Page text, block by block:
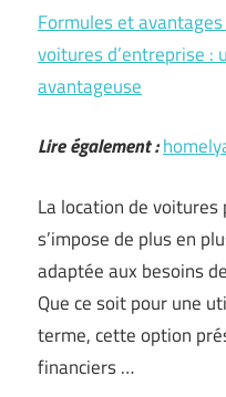
Formules et
voitures d’entreprise :
avantageuse
Lire également :
La location de
s’impose de plus en
adaptée aux besoins
Que ce soit pour une
terme, cette option
financiers …